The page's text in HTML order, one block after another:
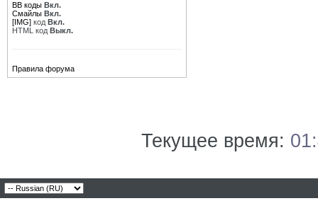
BB коды Вкл.
Смайлы Вкл.
[IMG] код Вкл.
HTML код Выкл.
Правила форума
Текущее время: